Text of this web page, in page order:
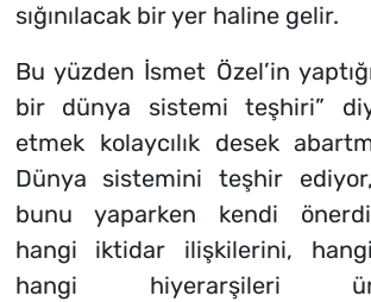
sığınılacak bir yer haline gelir.
Bu yüzden İsmet Özel’in
bir dünya sistemi teşhiri”
etmek kolaycılık desek
Dünya sistemini teşhir
bunu yaparken kendi
hangi iktidar ilişkilerini, hangi
hangi hiyerarşileri